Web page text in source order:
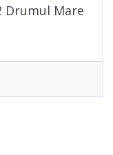
Drumul Mare